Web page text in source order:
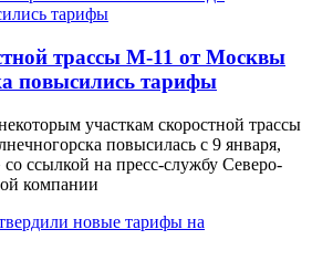
трассы М-11 от Москвы
повысились тарифы
участкам скоростной трассы
повысилась с 9 января,
ссылкой на пресс-службу Северо-
компании